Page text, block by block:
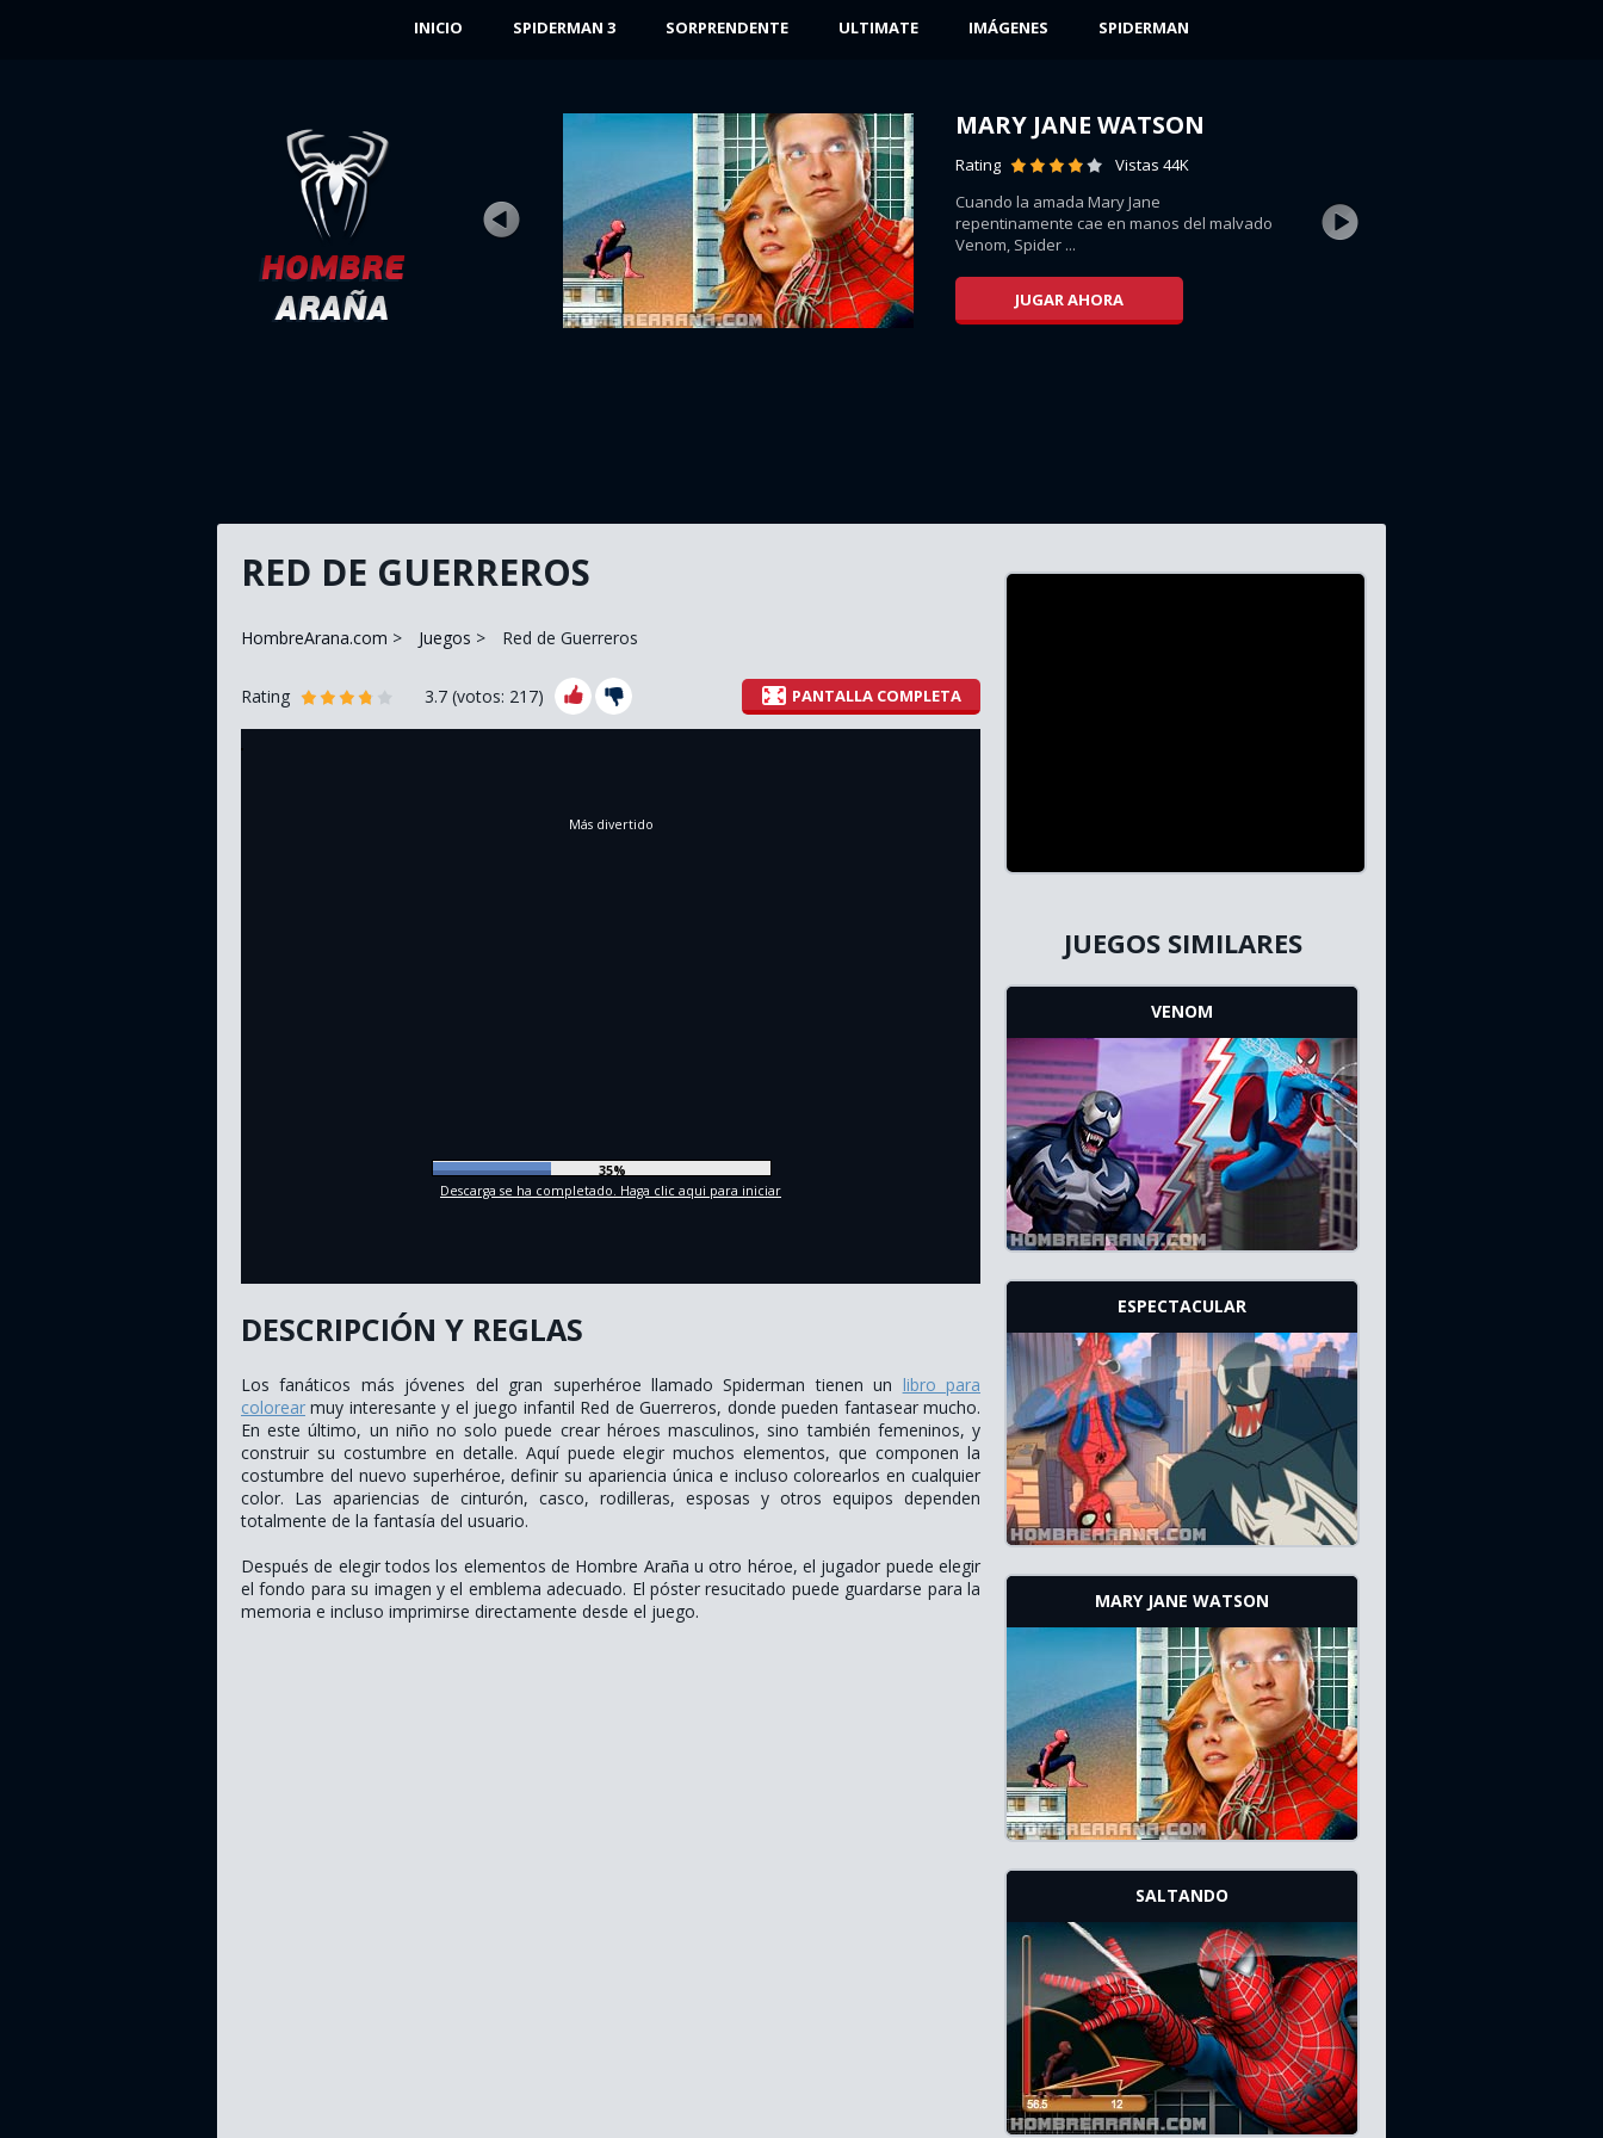
INICIO SPIDERMAN 3 SORPRENDENTE ULTIMATE IMÁGENES SPIDERMAN
MONSTRUOS
El portal Inter-galaxia se abre en uno de los
laboratorios subterráneos en Manhattan,...
JUGAR AHORA
MARY JANE WATSON
Rating
Vistas 44K
Cuando la amada Mary Jane
repentinamente cae en manos del malvado
Venom, Spider ...
JUGAR AHORA
RED DE GUERREROS
HombreArana.com Juegos Red de Guerreros
Rating 3.7 (votos: 217) PANTALLA COMPLETA
Más divertido
38%
Descarga se ha completado. Haga clic aqui para iniciar
DESCRIPCIÓN Y REGLAS
Los fanáticos más jóvenes del gran superhéroe llamado Spiderman tienen un libro para
colorear muy interesante y el juego infantil Red de Guerreros, donde pueden fantasear mucho.
En este último, un niño no solo puede crear héroes masculinos, sino también femeninos, y
construir su costumbre en detalle. Aquí puede elegir muchos elementos, que componen la
costumbre del nuevo superhéroe, definir su apariencia única e incluso colorearlos en cualquier
color. Las apariencias de cinturón, casco, rodilleras, esposas y otros equipos dependen
totalmente de la fantasía del usuario.
Después de elegir todos los elementos de Hombre Araña u otro héroe, el jugador puede elegir
el fondo para su imagen y el emblema adecuado. El póster resucitado puede guardarse para la
memoria e incluso imprimirse directamente desde el juego.
JUEGOS SIMILARES
VENOM
ESPECTACULAR
MARY JANE WATSON
SALTANDO